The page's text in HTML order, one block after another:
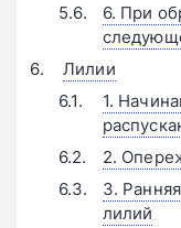
6. При
Лилии
1.
2.
3.
лилий